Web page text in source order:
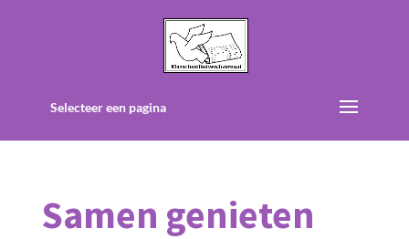
Selecteer een pagina
Samen genieten